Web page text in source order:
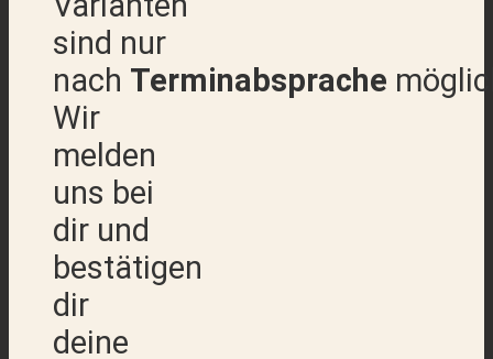
sind nur
nach Terminabsprache
Wir
melden
uns bei
dir und
bestätigen
dir
deine